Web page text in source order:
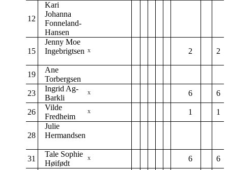
12
Kari
Johanna
Fonneland-
Hansen
15
Jenny Moe
Ingebrigtsen
X 2 2
19
Ane
Torbergsen
23
Ingrid Ag-
Barkli
X 6 6
26
Vilde
Fredheim
X 1 1
28
Julie
Hermandsen
31
Tale Sophie
Høifødt
X 6 6